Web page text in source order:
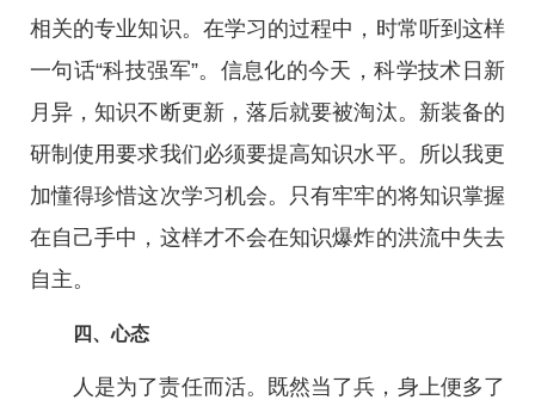
相关的专业知识。在学习的过程中，时常听到这样
一句话“科技强军”。信息化的今天，科学技术日新
月异，知识不断更新，落后就要被淘汰。新装备的
研制使用要求我们必须要提高知识水平。所以我更
加懂得珍惜这次学习机会。只有牢牢的将知识掌握
在自己手中，这样才不会在知识爆炸的洪流中失去
自主。
四、心态
人是为了责任而活。既然当了兵，身上便多了